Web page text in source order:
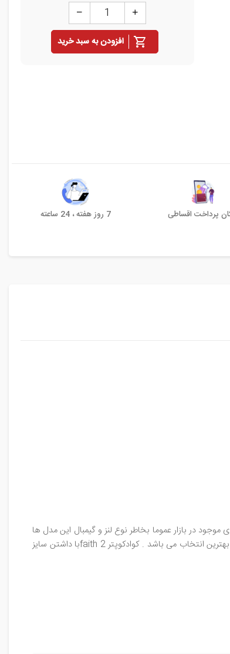
افزودن به سبد خرید
پرداخت اقساطی 7 روز هفته ، 24 ساعته
در بازار عموما بخاطر نوع لنز و گیمبال این مدل ها
می باشد. با داشتن یک گیمبال 3 محوره هیچ نگرانی برای ثبت تصاویر نخواهید داشت. هلی شات FAITH 2 SE با لنز سونی ، گیمبال 3 محوره و برد 3KM بهترین انتخاب می باشد . کوادکوپتر faith 2با داشتن سایز